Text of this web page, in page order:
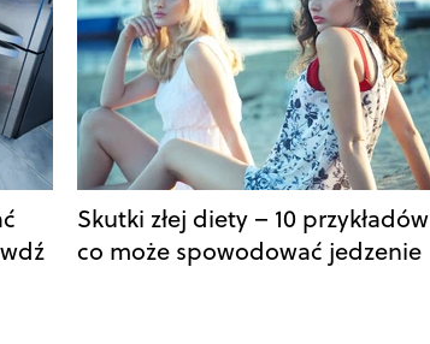
Skutki złej diety – 10 przykładów
co może spowodować jedzenie